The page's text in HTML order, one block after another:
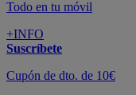
Todo en tu móvil
+INFO
Suscríbete
Cupón de dto. de 10€